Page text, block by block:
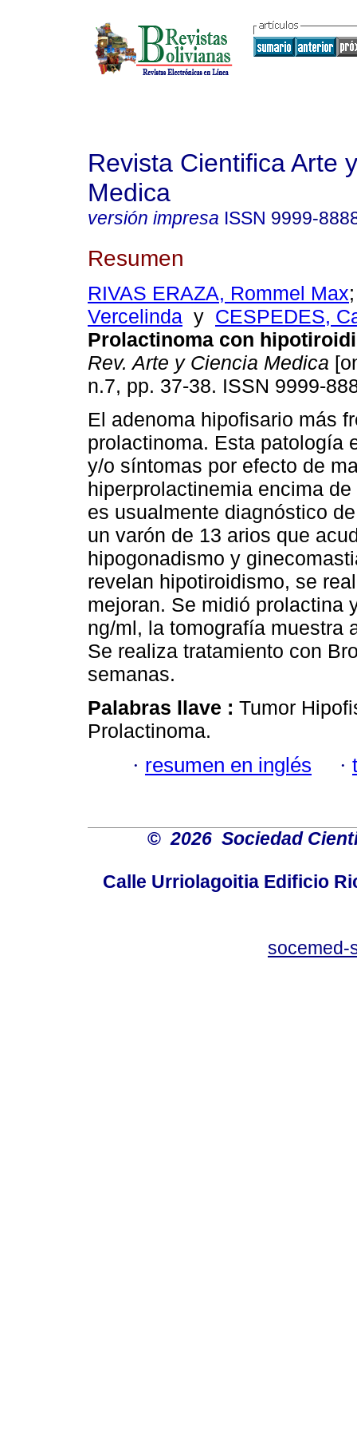
Revista Cientifica Arte
Medica
versión impresa ISSN 9999-
Resumen
RIVAS ERAZA, Rommel Max
Vercelinda y CESPEDES,
Prolactinoma con
Rev. Arte y Ciencia Medica
n.7, pp. 37-38. ISSN 9999-
El adenoma hipofisario más
prolactinoma. Esta patología
y/o síntomas por efecto de
hiperprolactinemia encima
es usualmente diagnóstico
un varón de 13 arios que
hipogonadismo y
revelan hipotiroidismo, se
mejoran. Se midió prolactina
ng/ml, la tomografía muestra
Se realiza tratamiento con
semanas.
Palabras llave : Tumor
Prolactinoma.
· resumen en inglés ·
© 2026 Sociedad
Calle Urriolagoitia Edificio
socemed-